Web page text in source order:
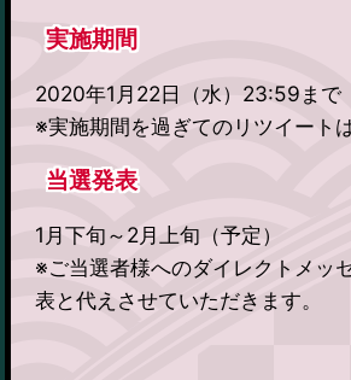
実施期間
2020年1月22日（水）23:59まで
※実施期間を過ぎてのリツイート
当選発表
1月下旬～2月上旬（予定）
※ご当選者様へのダイレクトメッ
表と代えさせていただきます。